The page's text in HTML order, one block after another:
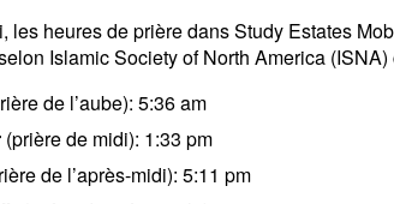
les heures de prière dans Study Estates
Islamic Society of North America
de l’aube): 5:36 am
(prière de midi): 1:33 pm
de l’après-midi): 5:11 pm